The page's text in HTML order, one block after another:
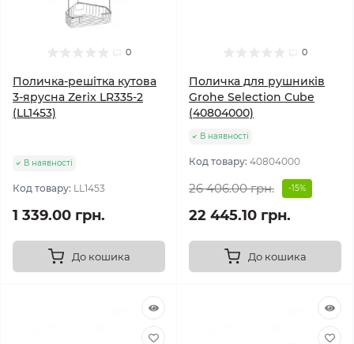
0
Поличка-решітка кутова
3-ярусна Zerix LR335-2
(LL1453)
В наявності
Код товару: LL1453
1 339.00 грн.
До кошика
0
Поличка для рушників
Grohe Selection Cube
(40804000)
В наявності
Код товару: 40804000
26 406.00 грн. -15%
22 445.10 грн.
До кошика